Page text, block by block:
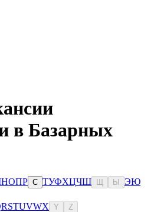
в Базарных
НОПР С ТУФХЦЧШ Ы ЭЮ
RSTUVWX Y Z